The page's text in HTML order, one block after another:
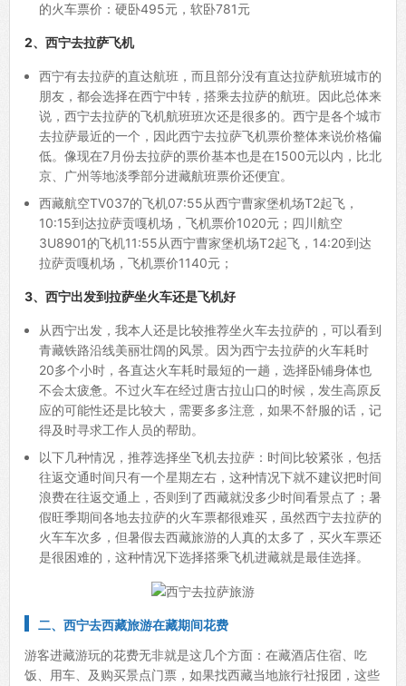
的火车票价：硬卧495元，软卧781元
2、西宁去拉萨飞机
西宁有去拉萨的直达航班，而且部分没有直达拉萨航班城市的
朋友，都会选择在西宁中转，搭乘去拉萨的航班。因此总体来
说，西宁去拉萨的飞机航班班次还是很多的。西宁是各个城市
去拉萨最近的一个，因此西宁去拉萨飞机票价整体来说价格偏
低。像现在7月份去拉萨的票价基本也是在1500元以内，比北
京、广州等地淡季部分进藏航班票价还便宜。
西藏航空TV037的飞机07:55从西宁曹家堡机场T2起飞，
10:15到达拉萨贡嘎机场，飞机票价1020元；四川航空
3U8901的飞机11:55从西宁曹家堡机场T2起飞，14:20到达
拉萨贡嘎机场，飞机票价1140元；
3、西宁出发到拉萨坐火车还是飞机好
从西宁出发，我本人还是比较推荐坐火车去拉萨的，可以看到
青藏铁路沿线美丽壮阔的风景。因为西宁去拉萨的火车耗时
20多个小时，各直达火车耗时最短的一趟，选择卧铺身体也
不会太疲惫。不过火车在经过唐古拉山口的时候，发生高原反
应的可能性还是比较大，需要多多注意，如果不舒服的话，记
得及时寻求工作人员的帮助。
以下几种情况，推荐选择坐飞机去拉萨：时间比较紧张，包括
往返交通时间只有一个星期左右，这种情况下就不建议把时间
浪费在往返交通上，否则到了西藏就没多少时间看景点了；暑
假旺季期间各地去拉萨的火车票都很难买，虽然西宁去拉萨的
火车车次多，但暑假去西藏旅游的人真的太多了，买火车票还
是很困难的，这种情况下选择搭乘飞机进藏就是最佳选择。
二、西宁去西藏旅游在藏期间花费
游客进藏游玩的花费无非就是这几个方面：在藏酒店住宿、吃
饭、用车、及购买景点门票，如果找西藏当地旅行社报团，这些